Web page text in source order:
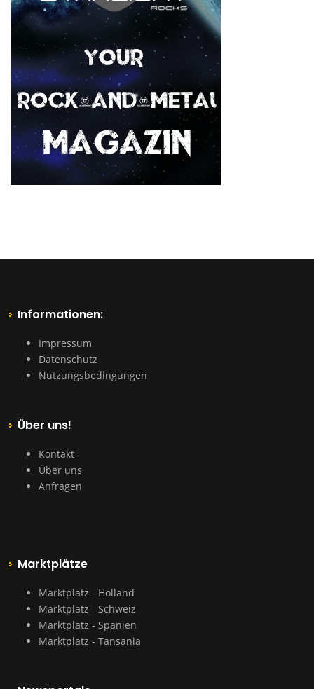
Informationen:
Impressum
Datenschutz
Nutzungsbedingungen
Über uns!
Kontakt
Über uns
Anfragen
Marktplätze
Marktplatz - Holland
Marktplatz - Schweiz
Marktplatz - Spanien
Marktplatz - Tansania